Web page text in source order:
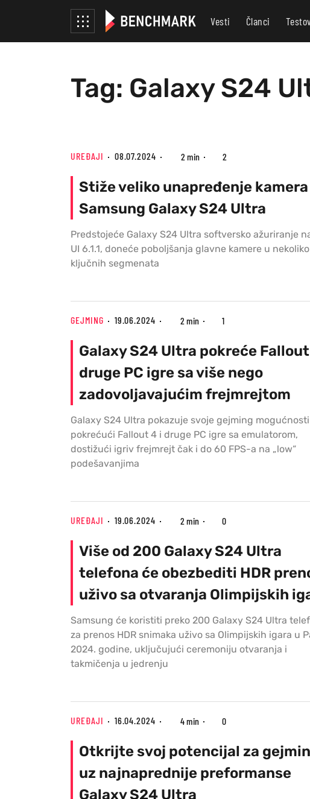
Vesti Članci
Tag: Galaxy S24
UREĐAJI 08.07.2024 2 min 2
Stiže veliko unapređenje kamera
Samsung Galaxy S24 Ultra
Predstojeće Galaxy S24 Ultra softversko ažuriranje
UI 6.1.1, doneće poboljšanja glavne kamere u nekoliko
ključnih segmenata
GEJMING 19.06.2024 2 min 1
Galaxy S24 Ultra pokreće
druge PC igre sa više nego
zadovoljavajućim frejmrejtom
Galaxy S24 Ultra pokazuje svoje gejming mogućnosti
pokrećući Fallout 4 i druge PC igre sa emulatorom,
dostižući igriv frejmrejt čak i do 60 FPS-a na „low“
podešavanjima
UREĐAJI 19.06.2024 2 min 0
Više od 200 Galaxy S24 Ultra
telefona će obezbediti HDR
uživo sa otvaranja Olimpijskih
Samsung će koristiti preko 200 Galaxy S24 Ultra
za prenos HDR snimaka uživo sa Olimpijskih igara u
2024. godine, uključujući ceremoniju otvaranja i
takmičenja u jedrenju
UREĐAJI 16.04.2024 4 min 0
Otkrijte svoj potencijal za
uz najnaprednije preformanse
Galaxy S24 Ultra